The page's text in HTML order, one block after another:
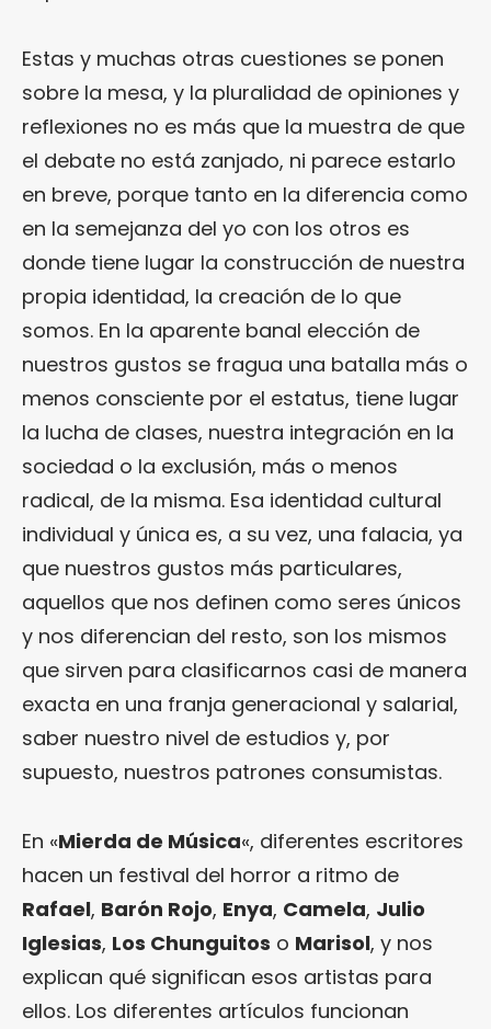
Estas y muchas otras cuestiones se ponen
sobre la mesa, y la pluralidad de opiniones y
reflexiones no es más que la muestra de que
el debate no está zanjado, ni parece estarlo
en breve, porque tanto en la diferencia como
en la semejanza del yo con los otros es
donde tiene lugar la construcción de nuestra
propia identidad, la creación de lo que
somos. En la aparente banal elección de
nuestros gustos se fragua una batalla más o
menos consciente por el estatus, tiene lugar
la lucha de clases, nuestra integración en la
sociedad o la exclusión, más o menos
radical, de la misma. Esa identidad cultural
individual y única es, a su vez, una falacia, ya
que nuestros gustos más particulares,
aquellos que nos definen como seres únicos
y nos diferencian del resto, son los mismos
que sirven para clasificarnos casi de manera
exacta en una franja generacional y salarial,
saber nuestro nivel de estudios y, por
supuesto, nuestros patrones consumistas.
En «Mierda de Música«, diferentes escritores
hacen un festival del horror a ritmo de
Rafael, Barón Rojo, Enya, Camela, Julio
Iglesias, Los Chunguitos o Marisol, y nos
explican qué significan esos artistas para
ellos. Los diferentes artículos funcionan